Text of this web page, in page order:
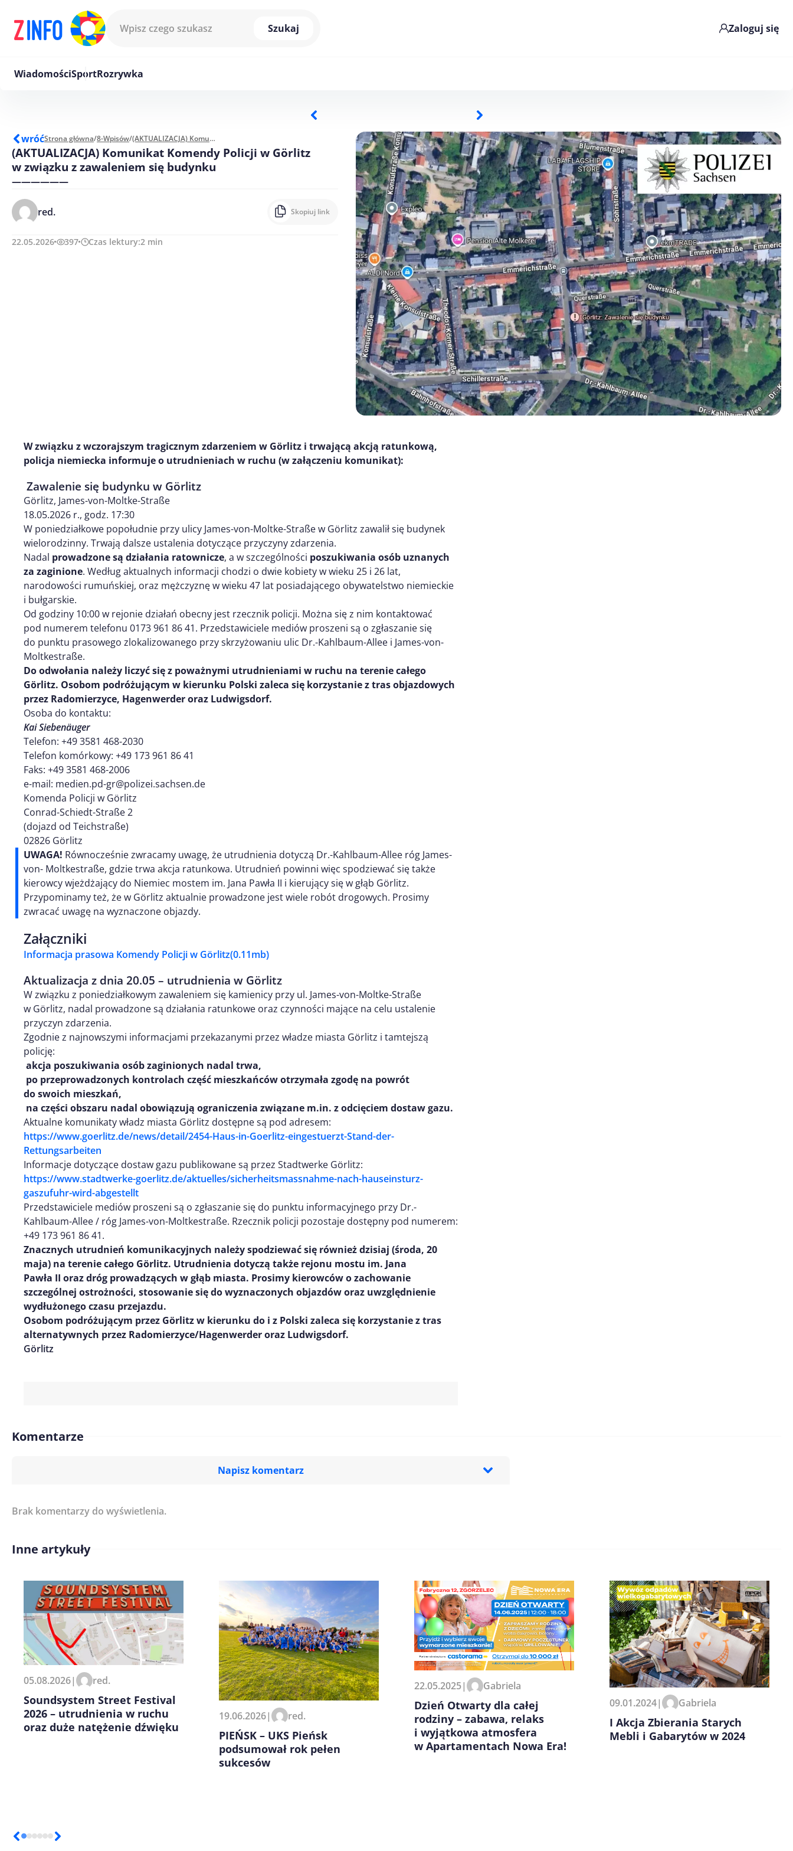
Szukaj
Zaloguj się
WiadomościSportRozrywka
wróćStrona główna/8-Wpisów/ (AKTUALIZACJA) Komunikat Komendy Policji w Görlitz w związku z zawaleniem się budynku
(AKTUALIZACJA) Komunikat Komendy Policji w Görlitz
w związku z zawaleniem się budynku
——————
red. Skopiuj link
22.05.2026 397 Czas lektury:2 min
W związku z wczorajszym tragicznym zdarzeniem w Görlitz i trwającą akcją ratunkową,
policja niemiecka informuje o utrudnieniach w ruchu (w załączeniu komunikat):
Zawalenie się budynku w Görlitz
Görlitz, James-von-Moltke-Straße
18.05.2026 r., godz. 17:30
W poniedziałkowe popołudnie przy ulicy James-von-Moltke-Straße w Görlitz zawalił się budynek
wielorodzinny. Trwają dalsze ustalenia dotyczące przyczyny zdarzenia.
Nadal prowadzone są działania ratownicze, a w szczególności poszukiwania osób uznanych
za zaginione. Według aktualnych informacji chodzi o dwie kobiety w wieku 25 i 26 lat,
narodowości rumuńskiej, oraz mężczyznę w wieku 47 lat posiadającego obywatelstwo niemieckie
i bułgarskie.
Od godziny 10:00 w rejonie działań obecny jest rzecznik policji. Można się z nim kontaktować
pod numerem telefonu 0173 961 86 41. Przedstawiciele mediów proszeni są o zgłaszanie się
do punktu prasowego zlokalizowanego przy skrzyżowaniu ulic Dr.-Kahlbaum-Allee i James-von-
Moltkestraße.
Do odwołania należy liczyć się z poważnymi utrudnieniami w ruchu na terenie całego
Görlitz. Osobom podróżującym w kierunku Polski zaleca się korzystanie z tras objazdowych
przez Radomierzyce, Hagenwerder oraz Ludwigsdorf.
Osoba do kontaktu:
Kai Siebenäuger
Telefon: +49 3581 468-2030
Telefon komórkowy: +49 173 961 86 41
Faks: +49 3581 468-2006
e-mail: medien.pd-gr@polizei.sachsen.de
Komenda Policji w Görlitz
Conrad-Schiedt-Straße 2
(dojazd od Teichstraße)
02826 Görlitz
UWAGA! Równocześnie zwracamy uwagę, że utrudnienia dotyczą Dr.-Kahlbaum-Allee róg James-
von- Moltkestraße, gdzie trwa akcja ratunkowa. Utrudnień powinni więc spodziewać się także
kierowcy wjeżdżający do Niemiec mostem im. Jana Pawła II i kierujący się w głąb Görlitz.
Przypominamy też, że w Görlitz aktualnie prowadzone jest wiele robót drogowych. Prosimy
zwracać uwagę na wyznaczone objazdy.
Załączniki
Informacja prasowa Komendy Policji w Görlitz(0.11mb)
Aktualizacja z dnia 20.05 – utrudnienia w Görlitz
W związku z poniedziałkowym zawaleniem się kamienicy przy ul. James-von-Moltke-Straße
w Görlitz, nadal prowadzone są działania ratunkowe oraz czynności mające na celu ustalenie
przyczyn zdarzenia.
Zgodnie z najnowszymi informacjami przekazanymi przez władze miasta Görlitz i tamtejszą
policję:
akcja poszukiwania osób zaginionych nadal trwa,
po przeprowadzonych kontrolach część mieszkańców otrzymała zgodę na powrót
do swoich mieszkań,
na części obszaru nadal obowiązują ograniczenia związane m.in. z odcięciem dostaw gazu.
Aktualne komunikaty władz miasta Görlitz dostępne są pod adresem:
https://www.goerlitz.de/news/detail/2454-Haus-in-Goerlitz-eingestuerzt-Stand-der-
Rettungsarbeiten
Informacje dotyczące dostaw gazu publikowane są przez Stadtwerke Görlitz:
https://www.stadtwerke-goerlitz.de/aktuelles/sicherheitsmassnahme-nach-hauseinsturz-
gaszufuhr-wird-abgestellt
Przedstawiciele mediów proszeni są o zgłaszanie się do punktu informacyjnego przy Dr.-
Kahlbaum-Allee / róg James-von-Moltkestraße. Rzecznik policji pozostaje dostępny pod numerem:
+49 173 961 86 41.
Znacznych utrudnień komunikacyjnych należy spodziewaćsię równieżdzisiaj (środa, 20
maja) na terenie całego Görlitz. Utrudnienia dotyczą także rejonu mostu im. Jana
Pawła II oraz dróg prowadzących w głąb miasta. Prosimy kierowców o zachowanie
szczególnej ostrożności, stosowanie się do wyznaczonych objazdów oraz uwzględnienie
wydłużonego czasu przejazdu.
Osobom podróżującym przez Görlitzw kierunku do i z Polski zaleca się korzystanie z tras
alternatywnych przez Radomierzyce/Hagenwerder oraz Ludwigsdorf.
Görlitz
Komentarze
Napisz komentarz
Imię/ Nick*
Zapamiętaj moje dane w tej przeglądarce podczas pisania
kolejnych komentarzy.
Brak komentarzy do wyświetlenia.
Inne artykuły
05.08.2026| red.
Soundsystem Street Festival
2026 – utrudnienia w ruchu
oraz duże natężenie dźwięku
19.06.2026| red.
PIEŃSK – UKS Pieńsk
podsumował rok pełen
sukcesów
22.05.2025| Gabriela
Dzień Otwarty dla całej
rodziny – zabawa, relaks
i wyjątkowa atmosfera
w Apartamentach Nowa Era!
09.01.2024| Gabriela
I Akcja Zbierania Starych
Mebli i Gabarytów w 2024